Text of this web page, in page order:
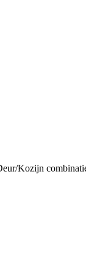
Kozijn